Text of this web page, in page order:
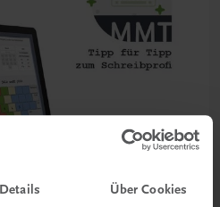
Details Über Cookies